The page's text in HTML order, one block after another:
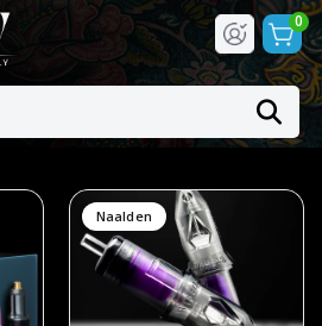
0
Naalden